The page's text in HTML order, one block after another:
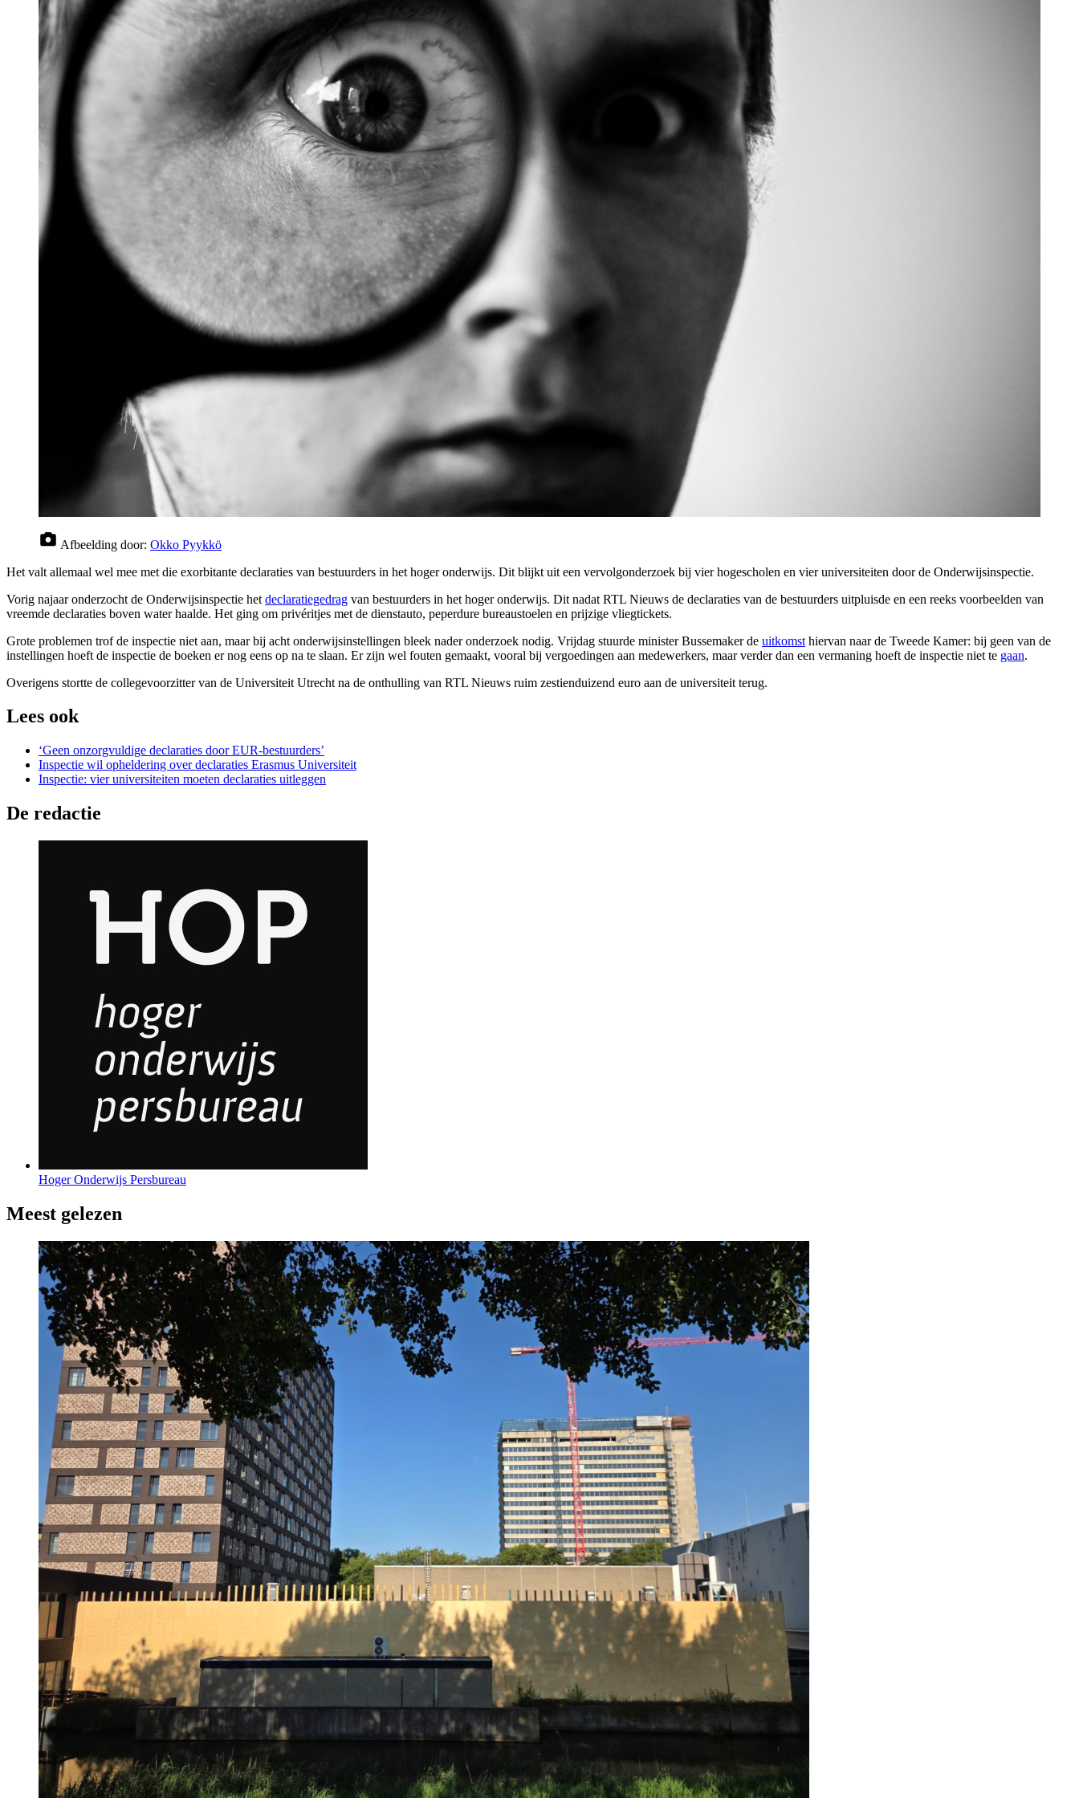
Afbeelding door: Okko Pyykkö
Het valt allemaal wel mee met die exorbitante declaraties van bestuurders in het hoger onderwijs. Dit blijkt uit een vervolgonderzoek bij vier hogescholen en vier universiteiten door de Onderwijsinspectie.
Vorig najaar onderzocht de Onderwijsinspectie het declaratiegedrag van bestuurders in het hoger onderwijs. Dit nadat RTL Nieuws de declaraties van de bestuurders uitpluisde en een reeks voorbeelden van
vreemde declaraties boven water haalde. Het ging om privéritjes met de dienstauto, peperdure bureaustoelen en prijzige vliegtickets.
Grote problemen trof de inspectie niet aan, maar bij acht onderwijsinstellingen bleek nader onderzoek nodig. Vrijdag stuurde minister Bussemaker de uitkomst hiervan naar de Tweede Kamer: bij geen van de
instellingen hoeft de inspectie de boeken er nog eens op na te slaan. Er zijn wel fouten gemaakt, vooral bij vergoedingen aan medewerkers, maar verder dan een vermaning hoeft de inspectie niet te gaan.
Overigens stortte de collegevoorzitter van de Universiteit Utrecht na de onthulling van RTL Nieuws ruim zestienduizend euro aan de universiteit terug.
Lees ook
‘Geen onzorgvuldige declaraties door EUR-bestuurders’
Inspectie wil opheldering over declaraties Erasmus Universiteit
Inspectie: vier universiteiten moeten declaraties uitleggen
De redactie
Hoger Onderwijs Persbureau
Meest gelezen